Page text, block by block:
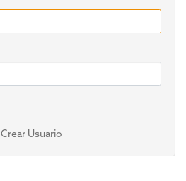
Crear Usuario